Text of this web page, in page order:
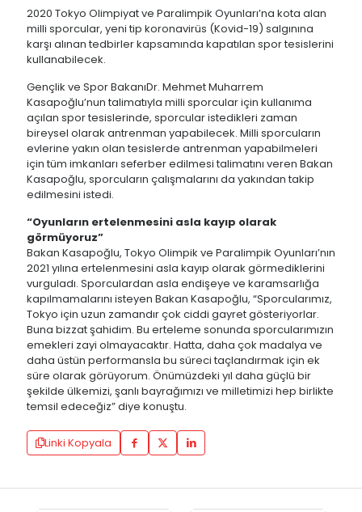
2020 Tokyo Olimpiyat ve Paralimpik Oyunları’na kota alan
milli sporcular, yeni tip koronavirüs (Kovid-19) salgınına
karşı alınan tedbirler kapsamında kapatılan spor tesislerini
kullanabilecek.
Gençlik ve Spor BakanıDr. Mehmet Muharrem
Kasapoğlu’nun talimatıyla milli sporcular için kullanıma
açılan spor tesislerinde, sporcular istedikleri zaman
bireysel olarak antrenman yapabilecek. Milli sporcuların
evlerine yakın olan tesislerde antrenman yapabilmeleri
için tüm imkanları seferber edilmesi talimatını veren Bakan
Kasapoğlu, sporcuların çalışmalarını da yakından takip
edilmesini istedi.
“Oyunların ertelenmesini asla kayıp olarak
görmüyoruz”
Bakan Kasapoğlu, Tokyo Olimpik ve Paralimpik Oyunları’nın
2021 yılına ertelenmesini asla kayıp olarak görmediklerini
vurguladı. Sporculardan asla endişeye ve karamsarlığa
kapılmamalarını isteyen Bakan Kasapoğlu, “Sporcularımız,
Tokyo için uzun zamandır çok ciddi gayret gösteriyorlar.
Buna bizzat şahidim. Bu erteleme sonunda sporcularımızın
emekleri zayi olmayacaktır. Hatta, daha çok madalya ve
daha üstün performansla bu süreci taçlandırmak için ek
süre olarak görüyorum. Önümüzdeki yıl daha güçlü bir
şekilde ülkemizi, şanlı bayrağımızı ve milletimizi hep birlikte
temsil edeceğiz” diye konuştu.
Linki Kopyala